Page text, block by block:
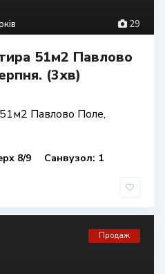
29
51м2 Павлово
(3хв)
Павлово Поле,
8/9 Санвузол: 1
Продаж